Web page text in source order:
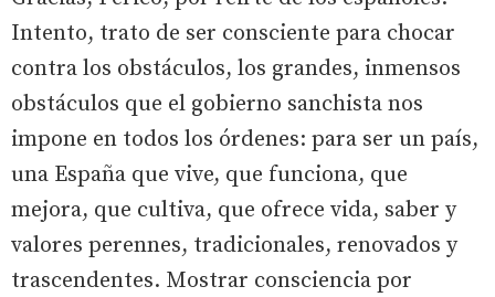
Intento, trato de ser consciente para chocar
contra los obstáculos, los grandes, inmensos
obstáculos que el gobierno sanchista nos
impone en todos los órdenes: para ser un país,
una España que vive, que funciona, que
mejora, que cultiva, que ofrece vida, saber y
valores perennes, tradicionales, renovados y
trascendentes. Mostrar consciencia por